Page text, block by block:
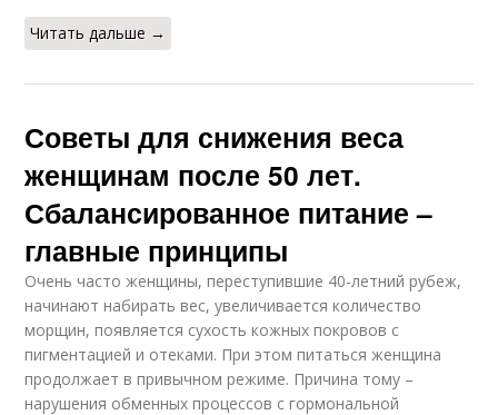
Читать дальше →
Советы для снижения веса
женщинам после 50 лет.
Сбалансированное питание –
главные принципы
Очень часто женщины, переступившие 40-летний рубеж,
начинают набирать вес, увеличивается количество
морщин, появляется сухость кожных покровов с
пигментацией и отеками. При этом питаться женщина
продолжает в привычном режиме. Причина тому –
нарушения обменных процессов с гормональной